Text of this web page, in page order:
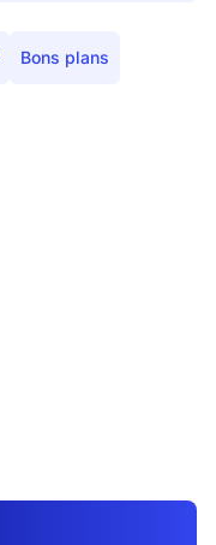
Bons plans